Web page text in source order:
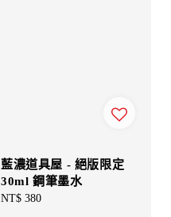
藍濃道具屋 - 絕版限定
30ml 鋼筆墨水
Regular
NT$ 380